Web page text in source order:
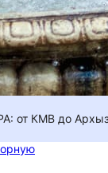
от КМВ до